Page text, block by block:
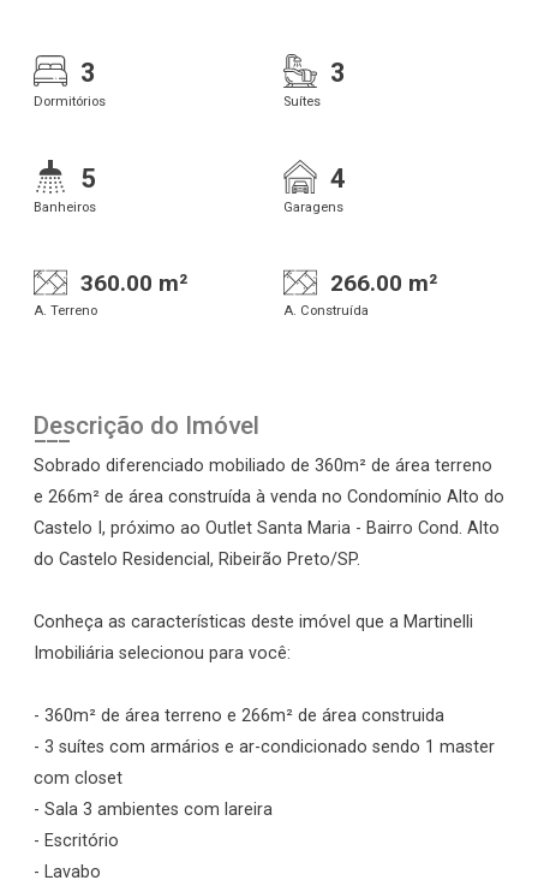
3
Dormitórios
3
Suítes
5
Banheiros
4
Garagens
360.00 m²
A. Terreno
266.00 m²
A. Construída
Descrição do Imóvel
Sobrado diferenciado mobiliado de 360m² de área terreno
e 266m² de área construída à venda no Condomínio Alto do
Castelo I, próximo ao Outlet Santa Maria - Bairro Cond. Alto
do Castelo Residencial, Ribeirão Preto/SP.
Conheça as características deste imóvel que a Martinelli
Imobiliária selecionou para você:
- 360m² de área terreno e 266m² de área construida
- 3 suítes com armários e ar-condicionado sendo 1 master
com closet
- Sala 3 ambientes com lareira
- Escritório
- Lavabo